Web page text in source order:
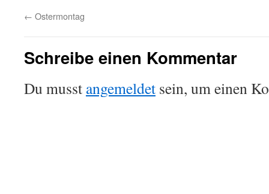
← Ostermontag
Schreibe einen Kommentar
Du musst angemeldet sein, um einen